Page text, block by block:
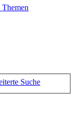
Suche